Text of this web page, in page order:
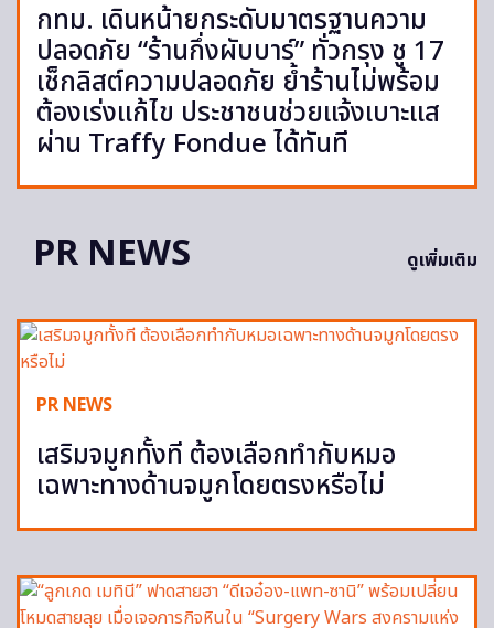
กทม. เดินหน้ายกระดับมาตรฐานความ
ปลอดภัย “ร้านกึ่งผับบาร์” ทั่วกรุง ชู 17
เช็กลิสต์ความปลอดภัย ย้ำร้านไม่พร้อม
ต้องเร่งแก้ไข ประชาชนช่วยแจ้งเบาะแส
ผ่าน Traffy Fondue ได้ทันที
PR NEWS ดูเพิ่มเติม
PR NEWS
เสริมจมูกทั้งที ต้องเลือกทำกับหมอ
เฉพาะทางด้านจมูกโดยตรงหรือไม่